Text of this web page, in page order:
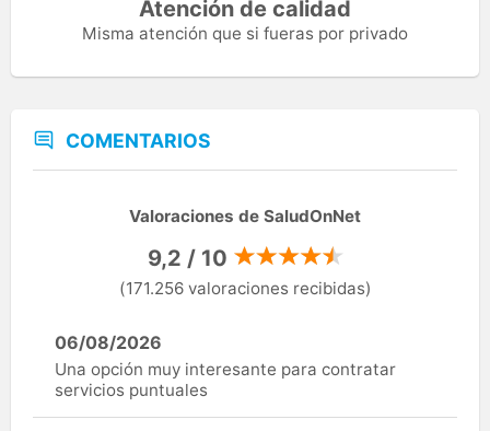
Atención de calidad
Misma atención que si fueras por privado
COMENTARIOS
Valoraciones de SaludOnNet
9,2 / 10
(171.256 valoraciones recibidas)
06/08/2026
Una opción muy interesante para contratar
servicios puntuales